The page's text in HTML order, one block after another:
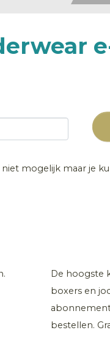
mogelijk maar je
De hoogste
boxers en
bestellen.